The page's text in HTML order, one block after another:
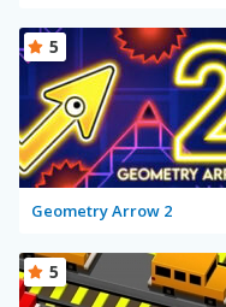
Geometry Arrow 2
5
5